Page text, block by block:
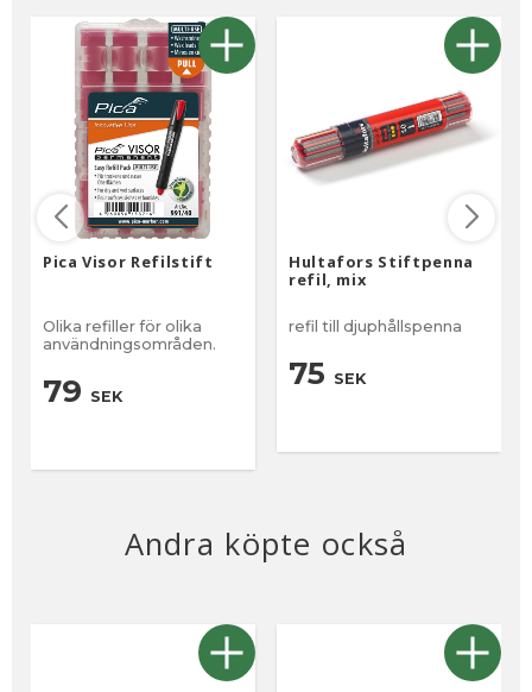
Pica Visor Refilstift
Olika refiller för olika
användningsområden.
79 SEK
Hultafors Stiftpenna
refil, mix
refil till djuphållspenna
75 SEK
Andra köpte också